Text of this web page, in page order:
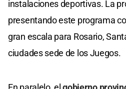
instalaciones deportivas. La
presentando este programa
gran escala para Rosario,
ciudades sede de los Juegos.